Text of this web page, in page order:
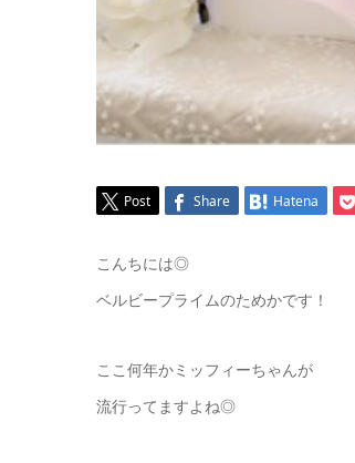
Post Share Hatena
こんちには◎
ベルビープライムのためかです！
ここ何年かミッフィーちゃんが
流行ってますよね◎